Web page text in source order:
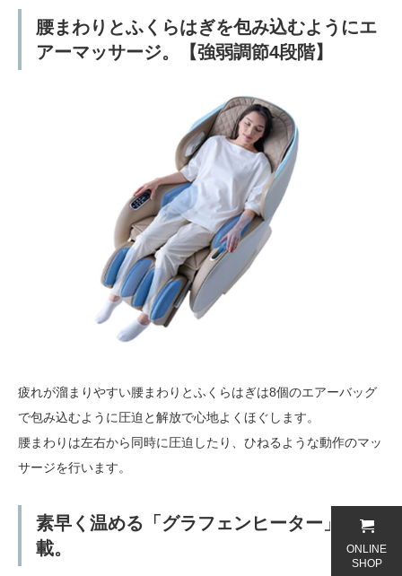
腰まわりとふくらはぎを包み込むようにエ
アーマッサージ。【強弱調節4段階】
疲れが溜まりやすい腰まわりとふくらはぎは8個のエアーバッグ
で包み込むように圧迫と解放で心地よくほぐします。
腰まわりは左右から同時に圧迫したり、ひねるような動作のマッ
サージを行います。
素早く温める「グラフェンヒーター」搭
載。
ONLINE
SHOP